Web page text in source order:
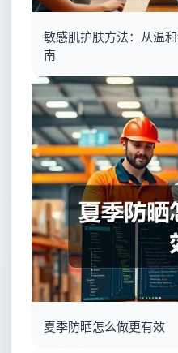
敏感肌护肤方法：从温
南
夏季防晒怎么做更有效